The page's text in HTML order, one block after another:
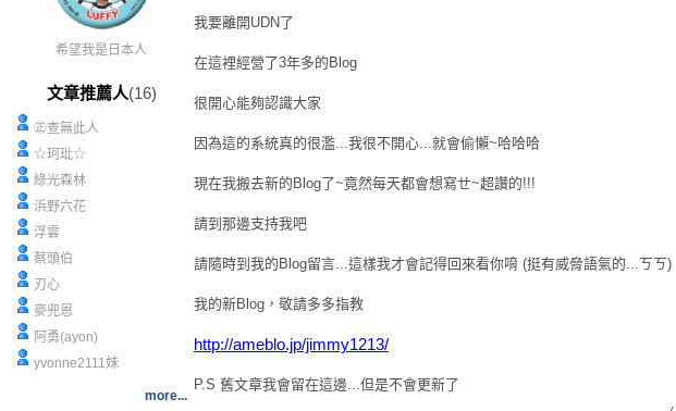
希望我是日本人
文章推薦人(16)
㊣查無此人
☆珂玭☆
綠光森林
浜野六花
浮雲
蔡頭伯
刃心
麥兜恩
阿勇(ayon)
yvonne2111妹
more...
我要離開UDN了
在這裡經營了3年多的Blog
很開心能夠認識大家
因為這的系統真的很濫...我很不開心...就會偷懶~哈哈哈
現在我搬去新的Blog了~竟然每天都會想寫ㄝ~超讚的!!!
請到那邊支持我吧
請隨時到我的Blog留言...這樣我才會記得回來看你唷 (挺有威脅語氣的...ㄎㄎ)
我的新Blog，敬請多多指教
http://ameblo.jp/jimmy1213/
P.S 舊文章我會留在這邊...但是不會更新了